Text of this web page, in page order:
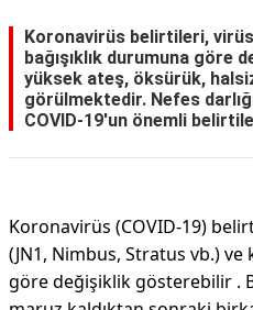
Koronavirüs belirtileri,
bağışıklık durumuna göre
yüksek ateş, öksürük,
görülmektedir. Nefes
COVID-19'un önemli
Koronavirüs (COVID-19)
(JN1, Nimbus, Stratus vb.) ve
göre değişiklik gösterebilir .